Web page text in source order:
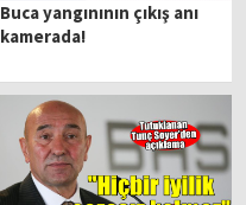
Buca yangınının çıkış anı
kamerada!